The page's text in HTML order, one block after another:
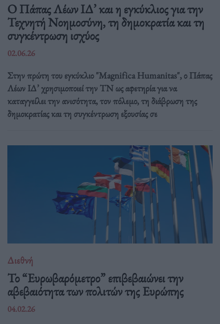
Ο Πάπας Λέων ΙΔ’ και η εγκύκλιος για την
Τεχνητή Νοημοσύνη, τη δημοκρατία και τη
συγκέντρωση ισχύος
02.06.26
Στην πρώτη του εγκύκλιο "Magnifica Humanitas", ο Πάπας
Λέων ΙΔ’ χρησιμοποιεί την ΤΝ ως αφετηρία για να
καταγγείλει την ανισότητα, τον πόλεμο, τη διάβρωση της
δημοκρατίας και τη συγκέντρωση εξουσίας σε
Διεθνή
Το “Ευρωβαρόμετρο” επιβεβαιώνει την
αβεβαιότητα των πολιτών της Ευρώπης
04.02.26